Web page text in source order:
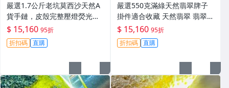
嚴選1.7公斤老坑莫西沙天然A
貨手鏈，皮殼完整壓燈熒光強
烈，冰膠感十足底色佳 手鏈 冰
膠 熒光
$ 15,160 95折
折扣碼 直購
嚴選550克滿綠天然翡翠牌子
掛件適合收藏 天然翡翠 翡翠玉
石 A貨翡翠
$ 15,160 95折
折扣碼 直購